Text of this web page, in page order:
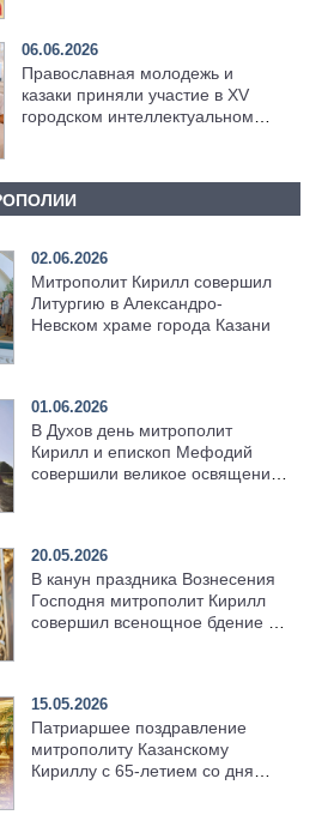
06.06.2026
Православная молодежь и
казаки приняли участие в XV
городском интеллектуальном
02.06.2026
Митрополит Кирилл совершил
Литургию в Александро-
Невском храме города Казани
01.06.2026
В Духов день митрополит
Кирилл и епископ Мефодий
совершили великое освящение
20.05.2026
В канун праздника Вознесения
Господня митрополит Кирилл
совершил всенощное бдение в
15.05.2026
Патриаршее поздравление
митрополиту Казанскому
Кириллу с 65-летием со дня